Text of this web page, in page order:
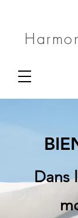
Dans